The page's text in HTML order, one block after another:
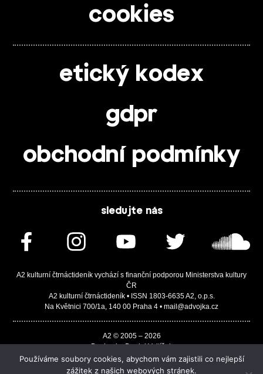
cookies
etický kodex
gdpr
obchodní podmínky
sledujte nás
A2 kulturní čtrnáctideník vychází s finanční podporou Ministerstva kultury
ČR
A2 kulturní čtrnáctideník • ISSN 1803-6635 A2, o.p.s.
Na Květnici 700/1a, 140 00 Praha 4 • mail@advojka.cz
A2 © 2005 – 2026
Design by Daniel Vojtíšek
Built by JASA-IT & ChSoft
Používáme soubory cookies, abychom vám zajistili co nejlepší
zážitek z našich webových stránek.